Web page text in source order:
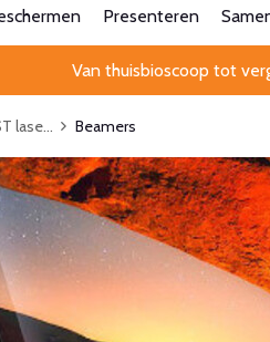
Presenteren
Van thuisbioscoop tot
lase... Beamers